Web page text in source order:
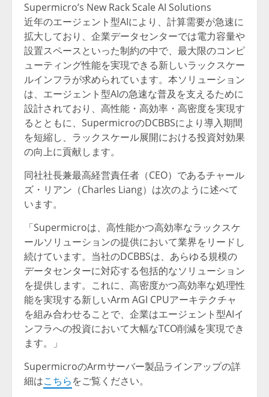
Supermicro’s New Rack Scale AI Solutions
近年のエージェント型AIにより、計算需要が急速に
拡大しており、企業データセンターでは電力容量や
設置スペースといった制約の中で、最大限のコンピ
ューティング性能を実現できる新しいラックスケー
ルインフラが求められています。本ソリューション
は、エージェント型AIの急速な普及を支えるために
設計されており、高性能・高効率・高密度を実現す
るとともに、SupermicroのDCBBSにより導入期間
を短縮し、ラックスケール展開における投資対効果
の向上に貢献します。
同社社長兼最高経営責任者（CEO）であるチャール
ズ・リアン（Charles Liang）は次のように述べて
います。
「Supermicroは、高性能かつ高効率なラックスケ
ールソリューションの提供において業界をリードし
続けています。当社のDCBBSは、あらゆる規模の
データセンターに対応する包括的なソリューション
を提供します。これに、高密度かつ高効率な処理性
能を実現する新しいArm AGI CPUアーキテクチャ
を組み合わせることで、企業はエージェント型AIイ
ンフラへの投資において大幅なTCO削減を実現でき
ます。」
SupermicroのArmサーバー製品ラインアップの詳
細はこちらをご覧ください。